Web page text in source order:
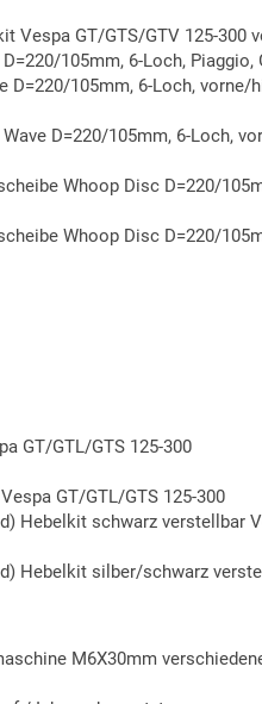
Vespa GT/GTS/GTV 125-300
105mm, 6-Loch, Piaggio,
D=220/105mm, 6-Loch, vorne/
D=220/105mm, 6-Loch,
Whoop Disc D=220/
Whoop Disc D=220/
GT/GTL/GTS 125-300
GT/GTL/GTS 125-300
Hebelkit schwarz verstellbar
Hebelkit silber/schwarz
M6X30mm